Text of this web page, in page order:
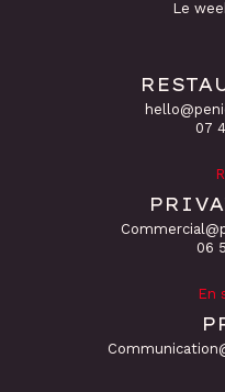
Le
‭07
06
En